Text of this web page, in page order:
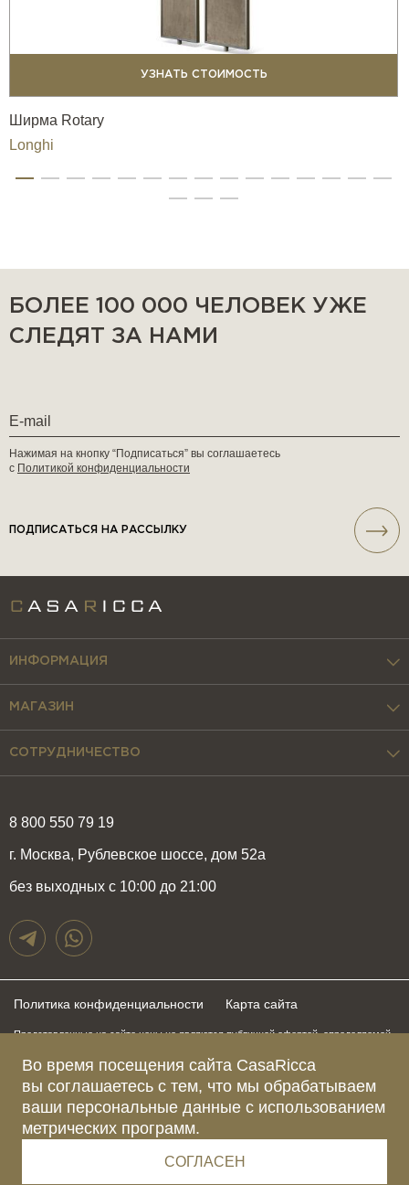
УЗНАТЬ СТОИМОСТЬ
Ширма Rotary
Longhi
Во время посещения сайта CasaRicca
вы соглашаетесь с тем, что мы обрабатываем
ваши персональные данные с использованием
метрических программ.
СОГЛАСЕН
БОЛЕЕ 100 000 ЧЕЛОВЕК УЖЕ
СЛЕДЯТ ЗА НАМИ
Нажимая на кнопку “Подписаться” вы соглашаетесь
с Политикой конфиденциальности
ПОДПИСАТЬСЯ НА РАССЫЛКУ
8 800 550 79 19
г. Москва, Рублевское шоссе, дом 52а
без выходных с 10:00 до 21:00
ИНФОРМАЦИЯ
МАГАЗИН
СОТРУДНИЧЕСТВО
Политика конфиденциальности Карта сайта
Представленные на сайте цены не являются публичной офертой, определяемой
быть изменены в любое время без предупреждения. Для получения актуальной и
подробной информации о стоимости, сроках и условиях поставки просьба
обращаться к менеджерам по указанным выше телефонам
Зарегистрированное название компании
Адрес Ш. РУБЛЁВСКОЕ, Д. 52А, ПОМЕЩ. I ЭТАЖ 2, КОМ. 81 Г.МОСКВА, ВН.ТЕР.